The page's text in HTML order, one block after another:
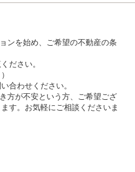
ンを始め、ご希望の不動産の条
ださい。
合わせください。
方が不安という方、ご希望ござ
す。お気軽にご相談くださいま